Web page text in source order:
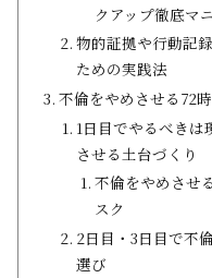
クアップ徹底マ
物的証拠や行動記
ための実践法
不倫をやめさせる72
1日目でやるべきは
させる土台づくり
不倫をやめさせ
スク
2日目・3日目で不
選び